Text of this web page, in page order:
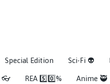
Special Edition Sci-Fi 👽
👓 REA 5️⃣0️⃣% Anime 🥷